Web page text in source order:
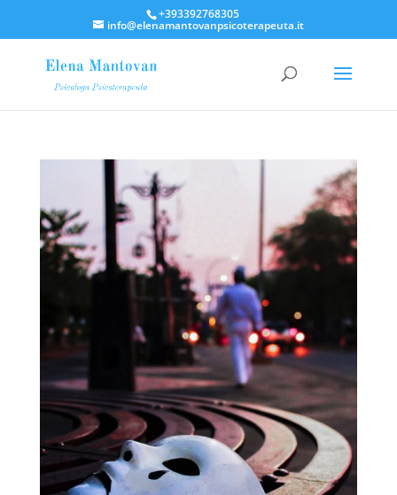
+393392768305
info@elenamantovanpsicoterapeuta.it